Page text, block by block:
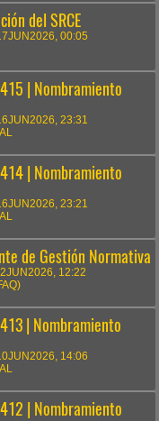
del SRCE
00:05
| Nombramiento
23:31
| Nombramiento
23:21
de Gestión Normativa
12:22
| Nombramiento
14:06
| Nombramiento